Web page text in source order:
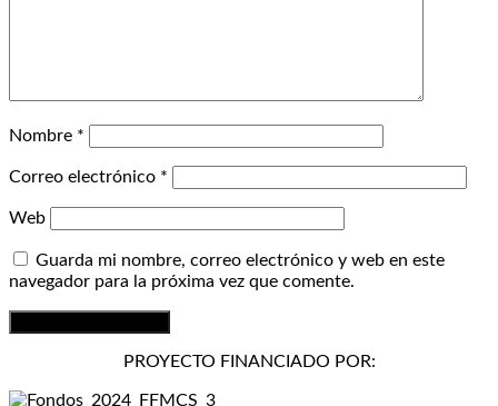
Nombre *
Correo electrónico *
Web
Guarda mi nombre, correo electrónico y web en este
navegador para la próxima vez que comente.
PROYECTO FINANCIADO POR: